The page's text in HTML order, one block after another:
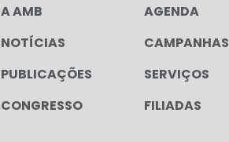
A AMB
NOTÍCIAS
PUBLICAÇÕES
CONGRESSO
AGENDA
CAMPANHAS
SERVIÇOS
FILIADAS